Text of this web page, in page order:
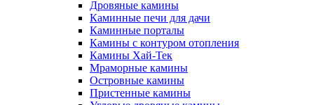
Дровяные камины
Каминные печи для дачи
Каминные порталы
Камины с контуром отопления
Камины Хай-Тек
Мраморные камины
Островные камины
Пристенные камины